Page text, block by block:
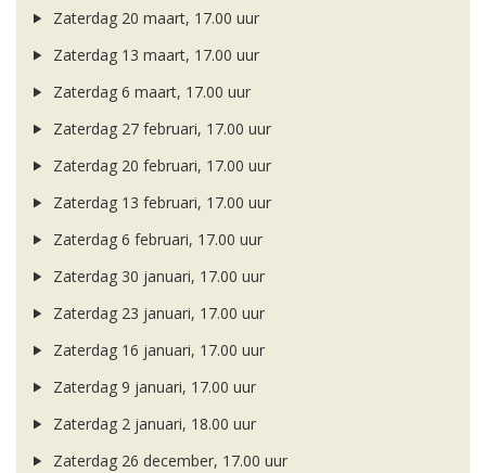
Zaterdag 20 maart, 17.00 uur
Zaterdag 13 maart, 17.00 uur
Zaterdag 6 maart, 17.00 uur
Zaterdag 27 februari, 17.00 uur
Zaterdag 20 februari, 17.00 uur
Zaterdag 13 februari, 17.00 uur
Zaterdag 6 februari, 17.00 uur
Zaterdag 30 januari, 17.00 uur
Zaterdag 23 januari, 17.00 uur
Zaterdag 16 januari, 17.00 uur
Zaterdag 9 januari, 17.00 uur
Zaterdag 2 januari, 18.00 uur
Zaterdag 26 december, 17.00 uur